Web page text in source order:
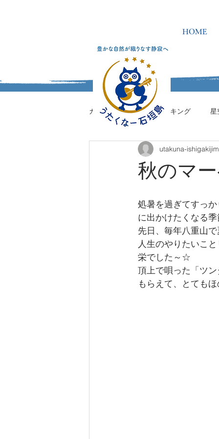
HOME
カテゴリを選択 ハイキング 星
うたくなーの学校
秋のマ
utakuna-
処暑を過ぎてすっ
に出かけたくなる
先日、毎年八重山
人生のやりたいこ
栄でした～☆
頂上で唄った「ツ
もらえて、とても